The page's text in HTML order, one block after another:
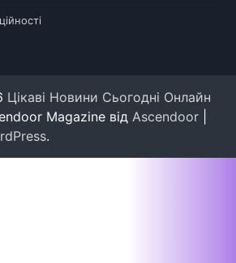
Цікаві Новини Сьогодні Онлайн
Magazine від Ascendoor
.